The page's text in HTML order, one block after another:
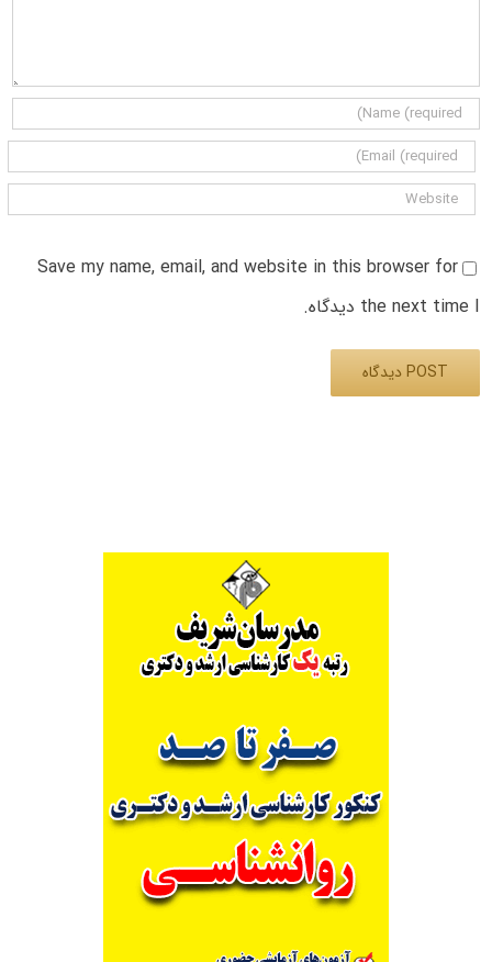
Save my name, email, and website in this browser for
the next time I دیدگاه.